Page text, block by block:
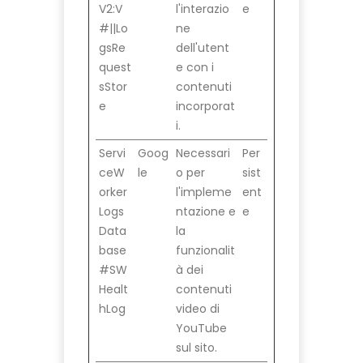
V2:V
#||Lo
gsRe
quest
sStor
e
l'interazio
ne
dell'utent
e con i
contenuti
incorporat
i.
e
Servi
ceW
orker
Logs
Data
base
#SW
Healt
hLog
Goog
le
Necessari
o per
l'impleme
ntazione e
la
funzionalit
à dei
contenuti
video di
YouTube
sul sito.
Per
sist
ent
e